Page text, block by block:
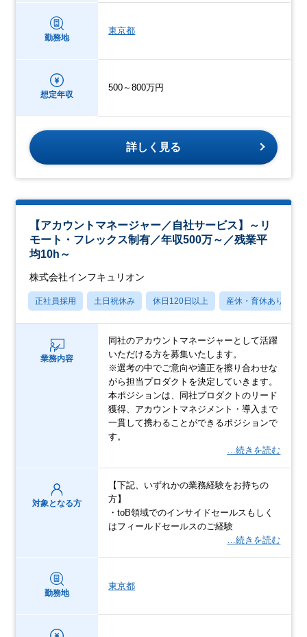
勤務地
東京都
想定年収
500～800万円
詳しく見る
【アカウントマネージャー／自社サービス】～リ
モート・フレックス制有／年収500万～／残業平
均10h～
株式会社インフキュリオン
正社員採用 土日祝休み 休日120日以上 産休・育休あり
業務内容
同社のアカウントマネージャーとして活躍
いただける方を募集いたします。
※選考の中でご意向や適正を擦り合わせな
がら担当プロダクトを決定していきます。
本ポジションは、同社プロダクトのリード
獲得、アカウントマネジメント・導入まで
一貫して携わることができるポジションで
す。
…続きを読む
対象となる方
【下記、いずれかの業務経験をお持ちの
方】
・toB領域でのインサイドセールスもしく
はフィールドセールスのご経験
…続きを読む
勤務地
東京都